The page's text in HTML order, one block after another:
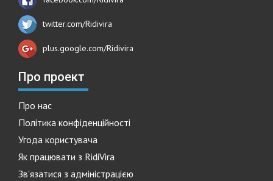
twitter.com/Ridivira
plus.google.com/Ridivira
Про проект
Про нас
Політика конфіденційності
Угода користувача
Як працювати з RidiVira
Зв'язатися з адміністрацією